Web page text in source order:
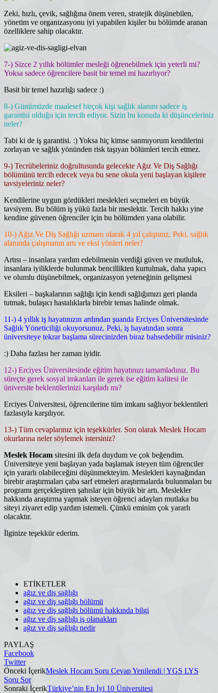
Zeki, hızlı, çevik, sağlığına önem veren, stratejik düşünebilen,
yönetim ve organizasyonu iyi yapabilen kişiler bu bölümde aranan
özelliklere sahip olacaktır.
7-) Sizce 2 yıllık bölümler mesleği öğrenebilmek için yeterli mi?
Yoksa sadece öğrencilere basit bir temel mi hazırlıyor?
Basit bir temel hazırlığı sadece :)
8-) Günümüzde maalesef birçok kişi sağlık alanını sadece iş
garantisi olduğu için tercih ediyor. Sizin bu konuda ki düşünceleriniz
neler?
Tabi ki de iş garantisi. :) Yoksa hiç kimse sanmıyorum kendilerini
zorlayan ve sağlık yönünden risk taşıyan bölümleri tercih etmez.
9-) Tecrübeleriniz doğrultusunda gelecekte Ağız Ve Diş Sağlığı
bölümünü tercih edecek veya bu sene okula yeni başlayan kişilere
tavsiyeleriniz neler?
Kendilerine uygun gördükleri meslekleri seçmeleri en büyük
tavsiyem. Bu bölüm iş yükü fazla bir meslektir. Tercih hakkı yine
kendine güvenen öğrenciler için bu bölümden yana olabilir.
10-) Ağız Ve Diş Sağlığı uzmanı olarak 4 yıl çalıştınız. Peki, sağlık
alanında çalışmanın artı ve eksi yönleri neler?
Artısı – insanlara yardım edebilmenin verdiği güven ve mutluluk,
insanlara iyiliklerde bulunmak bencillikten kurtulmak, daha yapıcı
ve olumlu düşünebilmek, organizasyon yeteneğinin gelişmesi
Eksileri – başkalarının sağlığı için kendi sağlığımızı geri planda
tutmak, bulaşıcı hastalıklarla birebir temas halinde olmak.
11-) 4 yıllık iş hayatınızın ardından şuanda Erciyes Üniversitesinde
Sağlık Yöneticiliği okuyorsunuz. Peki, iş hayatından sonra
üniversiteye tekrar başlama sürecinizden biraz bahsedebilir misiniz?
:) Daha fazlası her zaman iyidir.
12-) Erciyes Üniversitesinde eğitim hayatınızı tamamladınız. Bu
süreçte gerek sosyal imkanları ile gerek ise eğitim kalitesi ile
üniversite beklentilerinizi karşıladı mı?
Erciyes Üniversitesi, öğrencilerine tüm imkanı sağlıyor beklentileri
fazlasıyla karşılıyor.
13-) Tüm cevaplarınız için teşekkürler. Son olarak Meslek Hocam
okurlarına neler söylemek istersiniz?
Meslek Hocam sitesini ilk defa duydum ve çok beğendim.
Üniversiteye yeni başlayan yada başlamak isteyen tüm öğrenciler
için yararlı olabileceğini düşünmekteyim. Meslekleri kaynağından
birebir araştırmaları çaba sarf etmeleri araştırmalarda bulunmaları bu
programı gerçekleştiren şahıslar için büyük bir artı. Meslekler
hakkında araştırma yapmak isteyen öğrenci adayları mutlaka bu
siteyi ziyaret edip yardım istemeli. Çünkü eminim çok yararlı
olacaktır.
İlginize teşekkür ederim.
ETİKETLER
ağız ve diş sağlığı
ağız ve diş sağlığı bölümü
ağız ve diş sağlığı bölümü hakkında bilgi
ağız ve diş sağlığı iş olanakları
ağız ve diş sağlığı nedir
PAYLAŞ
Facebook
Twitter
Önceki İçerikMeslek Hocam Soru Cevap Yenilendi | YGS LYS
Soru Sor
Sonraki İçerikTürkiye’nin En İyi 10 Üniversitesi